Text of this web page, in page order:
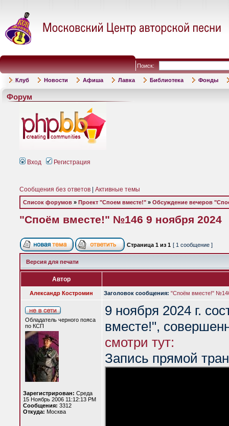
Поиск:
Клуб Новости Афиша Лавка Библиотека Фонды
Форум
Вход Регистрация
Сообщения без ответов Активные темы
Список форумов » Проект "Споем вместе!" » Обсуждение вечеров
"Споём вместе!" №146 9 ноября 2024
Страница 1 из 1 [ 1 сообщение ]
Версия для печати
Автор
Александр Костромин Заголовок сообщения: "Споём вместе!"
Обладатель черного пояса
по КСП
Зарегистрирован: Среда
15 Ноябрь 2006 11:12:13 PM
Сообщения: 3312
Откуда: Москва
9 ноября 2024 г.
вместе!",
смотри тут:
Запись прямой